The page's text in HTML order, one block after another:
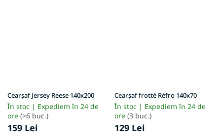
Cearșaf Jersey Reese 140x200
În stoc | Expediem în 24 de
ore (>6 buc.)
159 Lei
Cearșaf frotté Réfro 140x70
În stoc | Expediem în 24 de
ore (3 buc.)
129 Lei